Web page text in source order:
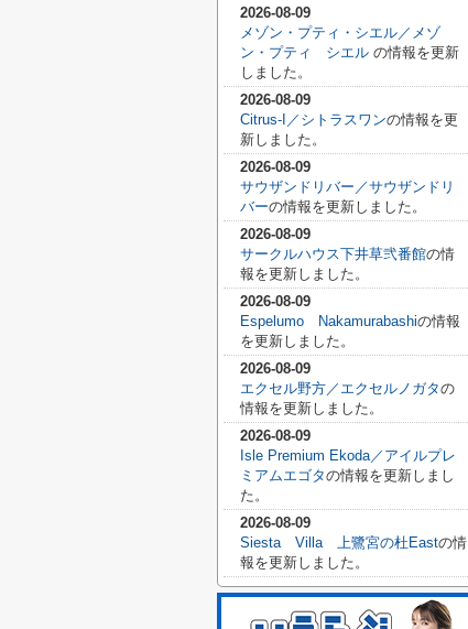
2026-08-09
メゾン・プティ・シエル／メゾ
ン・プティ シエル の情報を更新
しました。
2026-08-09
Citrus-I／シトラスワンの情報を更
新しました。
2026-08-09
サウザンドリバー／サウザンドリ
バーの情報を更新しました。
2026-08-09
サークルハウス下井草弐番館の情
報を更新しました。
2026-08-09
Espelumo Nakamurabashiの情報
を更新しました。
2026-08-09
エクセル野方／エクセルノガタの
情報を更新しました。
2026-08-09
Isle Premium Ekoda／アイルプレ
ミアムエゴタの情報を更新しまし
た。
2026-08-09
Siesta Villa 上鷺宮の杜Eastの情
報を更新しました。